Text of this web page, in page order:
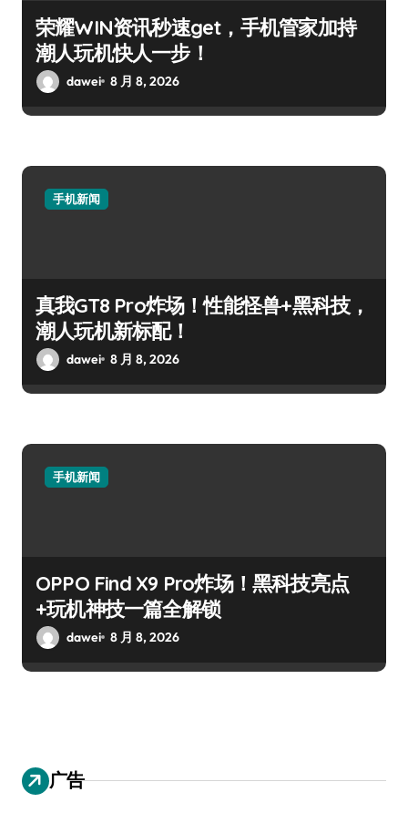
荣耀WIN资讯秒速get，手机管家加持
潮人玩机快人一步！
dawei 8 月 8, 2026
手机新闻
真我GT8 Pro炸场！性能怪兽+黑科技，
潮人玩机新标配！
dawei 8 月 8, 2026
手机新闻
OPPO Find X9 Pro炸场！黑科技亮点
+玩机神技一篇全解锁
dawei 8 月 8, 2026
广告